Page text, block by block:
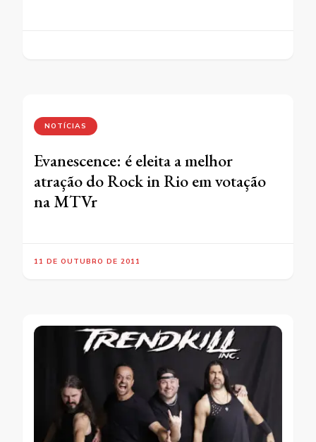
NOTÍCIAS
Evanescence: é eleita a melhor
atração do Rock in Rio em votação
na MTVr
11 DE OUTUBRO DE 2011